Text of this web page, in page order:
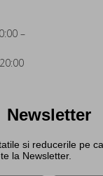
–
Newsletter
si reducerile pe
la Newsletter.